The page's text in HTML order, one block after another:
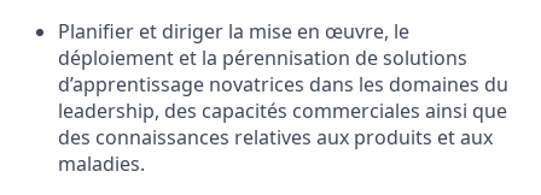
Planifier et diriger la mise en œuvre, le
déploiement et la pérennisation de solutions
d’apprentissage novatrices dans les domaines du
leadership, des capacités commerciales ainsi que
des connaissances relatives aux produits et aux
maladies.